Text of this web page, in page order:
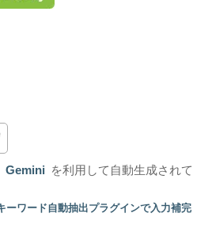
Gemini
を利用して自動生成されて
ーワード自動抽出プラグインで入力補完